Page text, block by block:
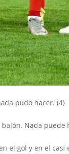
pudo hacer. (4)
Nada puede
el gol y en el casi